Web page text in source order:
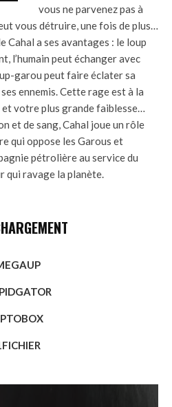
vous ne parvenez pas à
vous détruire, une fois de plus…
Cahal a ses avantages : le loup
l’humain peut échanger avec
garou peut faire éclater sa
ennemis. Cette rage est à la
votre plus grande faiblesse…
et de sang, Cahal joue un rôle
qui oppose les Garous et
pétrolière au service du
qui ravage la planète.